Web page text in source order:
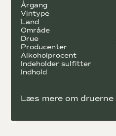
Årgang
Vintype
Land
Område
Drue
Producenter
Alkoholprocent
Indeholder sulfitter
Indhold
Læs mere om druerne